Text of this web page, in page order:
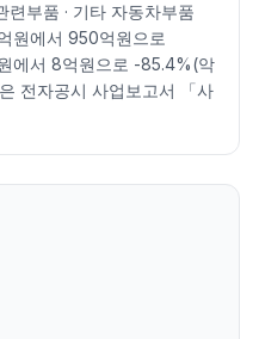
0.89 110964
-8.21 92138
-3.9984312
부품 · 기타 자동차부품
원에서 950억원으로
에서 8억원으로 -85.4%(악
전자공시 사업보고서 「사